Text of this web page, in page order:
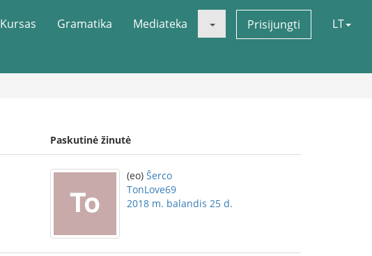
Kursas Gramatika Mediateka Prisijungti LT
Paskutinė žinutė
(eo) Ŝerco
TonLove69
2018 m. balandis 25 d.